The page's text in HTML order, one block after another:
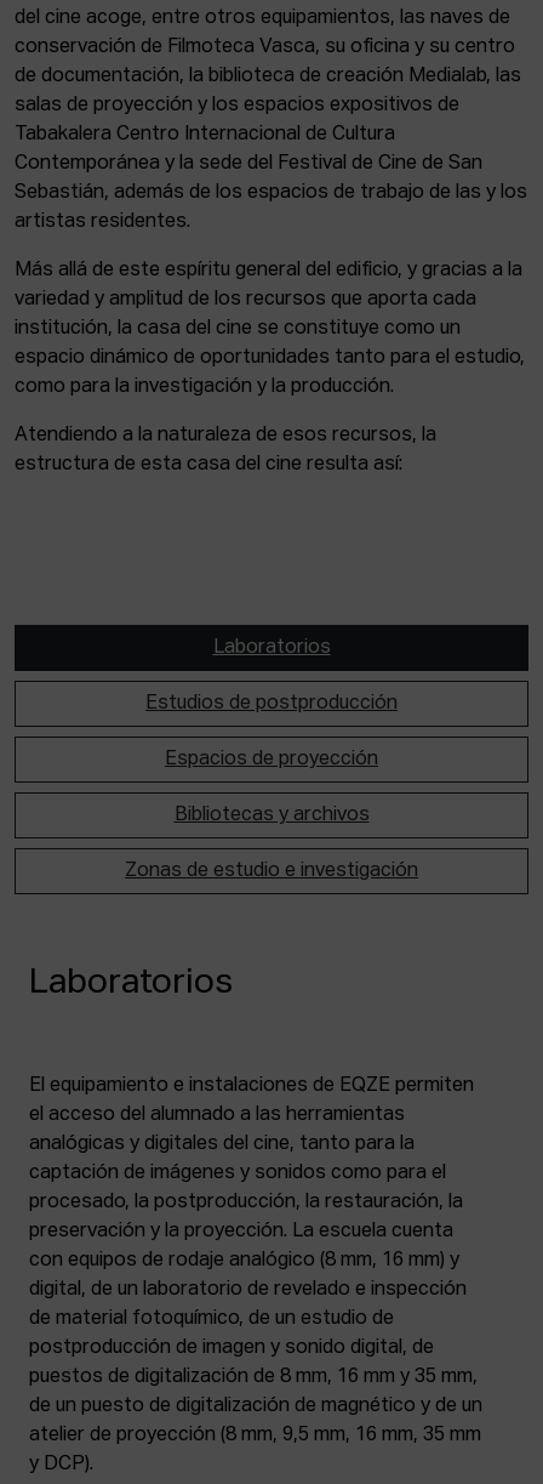
del cine acoge, entre otros equipamientos, las naves de
conservación de Filmoteca Vasca, su oficina y su centro
de documentación, la biblioteca de creación Medialab, las
salas de proyección y los espacios expositivos de
Tabakalera Centro Internacional de Cultura
Contemporánea y la sede del Festival de Cine de San
Sebastián, además de los espacios de trabajo de las y los
artistas residentes.
Más allá de este espíritu general del edificio, y gracias a la
variedad y amplitud de los recursos que aporta cada
institución, la casa del cine se constituye como un
espacio dinámico de oportunidades tanto para el estudio,
como para la investigación y la producción.
Atendiendo a la naturaleza de esos recursos, la
estructura de esta casa del cine resulta así:
Laboratorios
Estudios de postproducción
Espacios de proyección
Bibliotecas y archivos
Zonas de estudio e investigación
Laboratorios
El equipamiento e instalaciones de EQZE permiten
el acceso del alumnado a las herramientas
analógicas y digitales del cine, tanto para la
captación de imágenes y sonidos como para el
procesado, la postproducción, la restauración, la
preservación y la proyección. La escuela cuenta
con equipos de rodaje analógico (8 mm, 16 mm) y
digital, de un laboratorio de revelado e inspección
de material fotoquímico, de un estudio de
postproducción de imagen y sonido digital, de
puestos de digitalización de 8 mm, 16 mm y 35 mm,
de un puesto de digitalización de magnético y de un
atelier de proyección (8 mm, 9,5 mm, 16 mm, 35 mm
y DCP).